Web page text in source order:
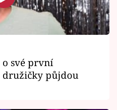
své první
družičky půjdou